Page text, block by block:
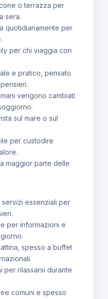
o terrazza per
sera.
quotidianamente per
per chi viaggia con
e pratico, pensato
vengono cambiati
sul mare o sul
per custodire
maggior parte delle
essenziali per
per informazioni e
spesso a buffet
per rilassarsi durante
comuni e spesso